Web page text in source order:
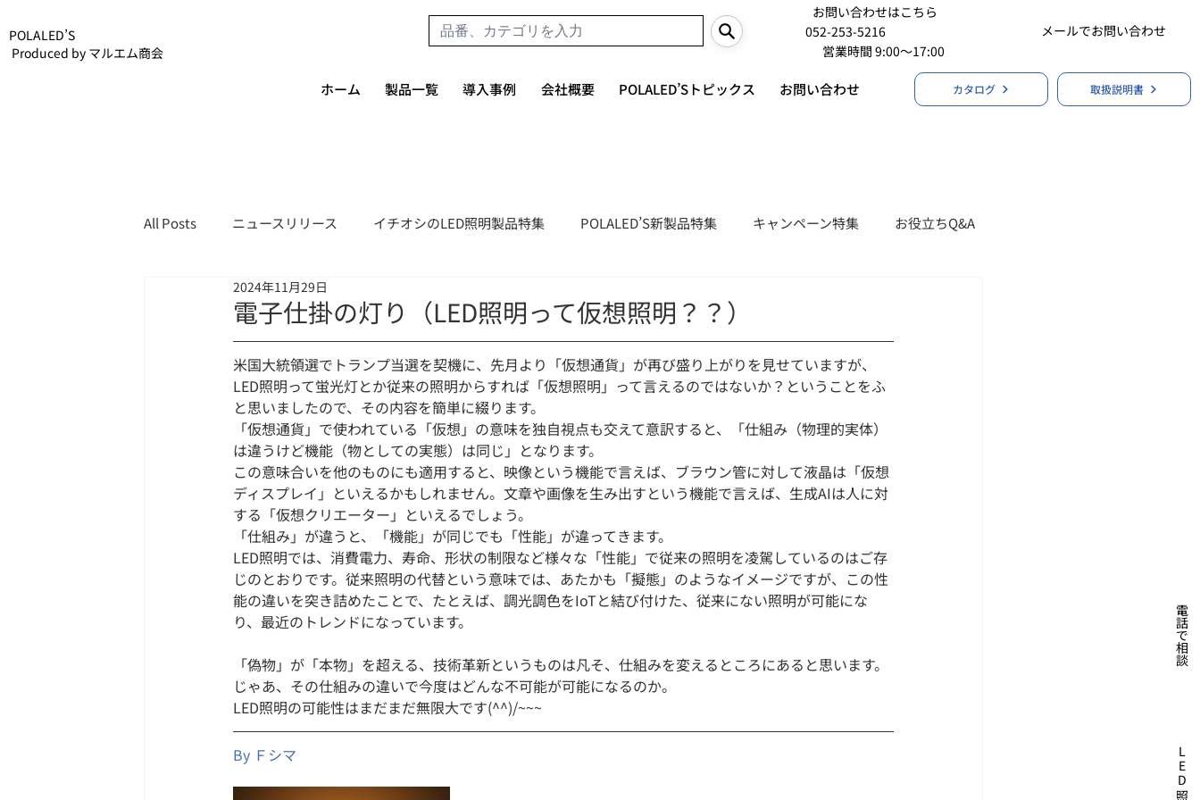
POLALED’S
Produced by マルエム商会
ホーム 製品一覧 導入事例 会社概要 POLALED’Sトピックス お問い合わせ カタログ 取扱説明書
お問い合わせはこちら
052-253-5216
営業時間 9:00〜17:00
メールでお問い合わせ
All Posts ニュースリリース イチオシのLED照明製品特集 POLALED’S新製品特集 キャンペーン特集 お役立ちQ&A
POLALED’Sスタッフブログ
電子仕掛の灯り（LED照明って仮想照明？？）
2024年11月29日
米国大統領選でトランプ当選を契機に、先月より「仮想通貨」が再び盛り上がりを見せていますが、
LED照明って蛍光灯とか従来の照明からすれば「仮想照明」って言えるのではないか？ということをふ
と思いましたので、その内容を簡単に綴ります。
「仮想通貨」で使われている「仮想」の意味を独自視点も交えて意訳すると、「仕組み（物理的実体）
は違うけど機能（物としての実態）は同じ」となります。
この意味合いを他のものにも適用すると、映像という機能で言えば、ブラウン管に対して液晶は「仮想
ディスプレイ」といえるかもしれません。文章や画像を生み出すという機能で言えば、生成AIは人に対
する「仮想クリエーター」といえるでしょう。
「仕組み」が違うと、「機能」が同じでも「性能」が違ってきます。
LED照明では、消費電力、寿命、形状の制限など様々な「性能」で従来の照明を凌駕しているのはご存
じのとおりです。従来照明の代替という意味では、あたかも「擬態」のようなイメージですが、この性
能の違いを突き詰めたことで、たとえば、調光調色をIoTと結び付けた、従来にない照明が可能にな
り、最近のトレンドになっています。
「偽物」が「本物」を超える、技術革新というものは凡そ、仕組みを変えるところにあると思います。
じゃあ、その仕組みの違いで今度はどんな不可能が可能になるのか。
LED照明の可能性はまだまだ無限大です(^^)/~~~
By Ｆシマ
電話で相談
L
E
D